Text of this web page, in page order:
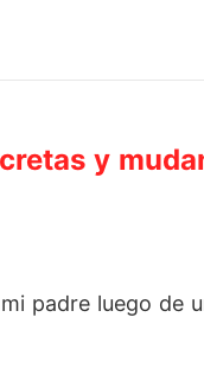
y
padre luego